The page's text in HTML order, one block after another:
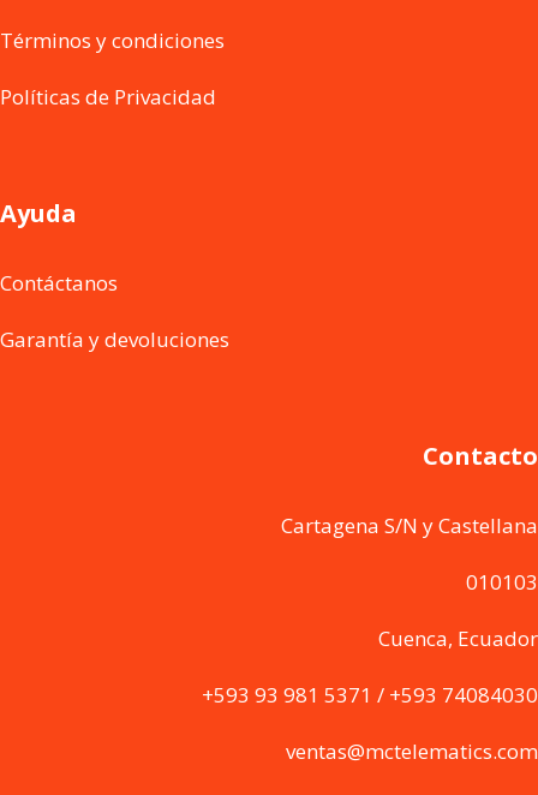
Términos y condiciones
Políticas de Privacidad
Ayuda
Contáctanos
Garantía y devoluciones
Contacto
Cartagena S/N y Castellana
010103
Cuenca, Ecuador
+593 93 981 5371 / +593 74084030
ventas@mctelematics.com